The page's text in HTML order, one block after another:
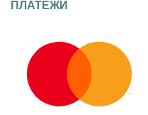
ПЛАТЕЖИ